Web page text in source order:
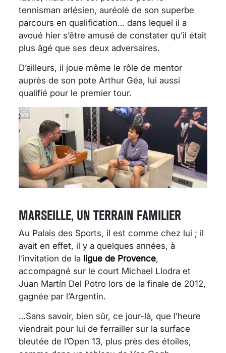
tennisman arlésien, auréolé de son superbe
parcours en qualification… dans lequel il a
avoué hier s’être amusé de constater qu’il était
plus âgé que ses deux adversaires.
D’ailleurs, il joue même le rôle de mentor
auprès de son pote Arthur Géa, lui aussi
qualifié pour le premier tour.
MARSEILLE, UN TERRAIN FAMILIER
Au Palais des Sports, il est comme chez lui ; il
avait en effet, il y a quelques années, à
l’invitation de la ligue de Provence,
accompagné sur le court Michael Llodra et
Juan Martín Del Potro lors de la finale de 2012,
gagnée par l’Argentin.
…Sans savoir, bien sûr, ce jour-là, que l’heure
viendrait pour lui de ferrailler sur la surface
bleutée de l’Open 13, plus près des étoiles,